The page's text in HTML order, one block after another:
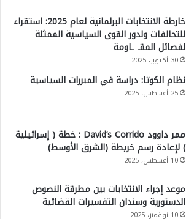
خارطة الانتخابات البرلمانية لعام 2025: استقراء
للتحالفات ولدور القوى السياسية الممثلة
لفصائل المقـ ـاومة
30 أكتوبر، 2025
نظام الكوتا: دراسة في المبررات السياسية
25 أغسطس، 2025
ممر داوود David’s Corrido : خطة ( إسرائيلية
) لإعادة رسم خريطة (الشرق الأوسط)
10 أغسطس، 2025
موعد إجراء الانتخابات بين مطرقة النصوص
الدستورية وسندان التفسيرات القضائية
10 نوفمبر، 2025